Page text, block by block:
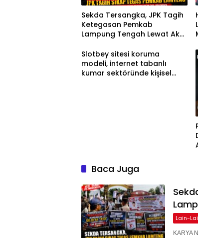
Sekda Tersangka, JPK Tagih
Ketegasan Pemkab
Lampung Tengah Lewat Aksi
Slotbey sitesi koruma
modeli, internet tabanlı
kumar sektöründe kişisel
Baca Juga
Lain-
KARYA